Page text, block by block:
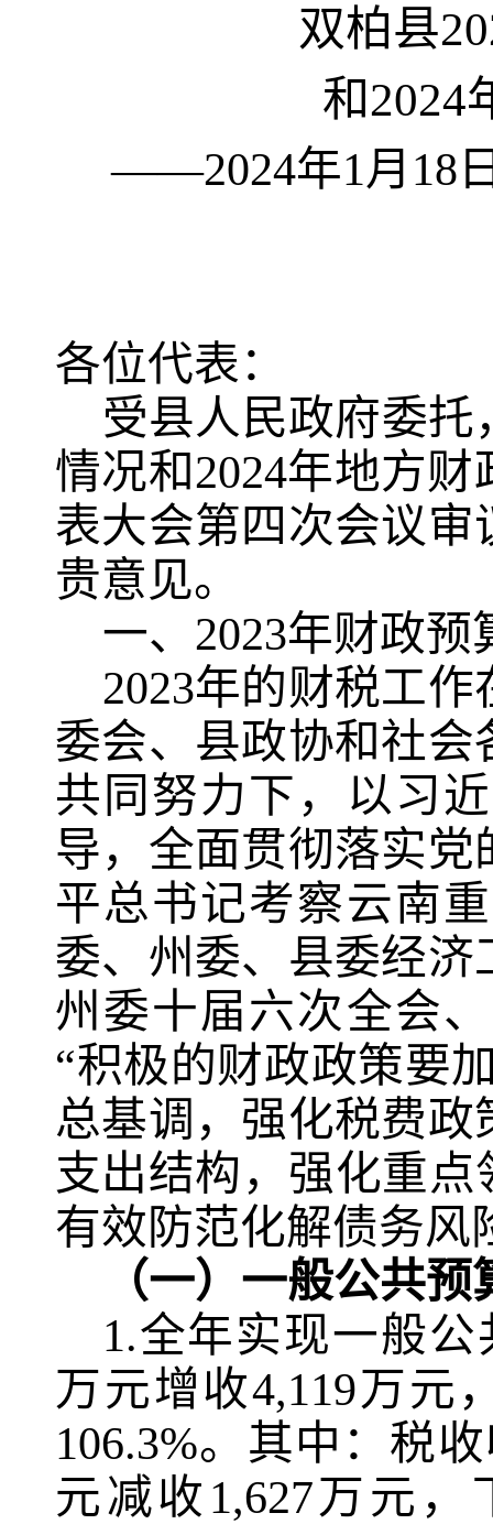
双柏县
和2024
——2024年1月 18
各位代表：
受县人民政府委托
情况和2024年地方财
表大会第四次会议
贵意见。
一、 2023年财政预
2023年的财税工作
委会、县政协和社
共同努力下，以习
导，全面贯彻落实
平总书记考察云南
委、州委、县委经
州委十届六次全会
“积极的财政政策要
总基调，强化税费
支出结构，强化重
有效防范化解债务风
（一）一般公共
1.全年实现一般公
万元增收4,119万元
106.3%。其中：税
元减收 1,627万元，